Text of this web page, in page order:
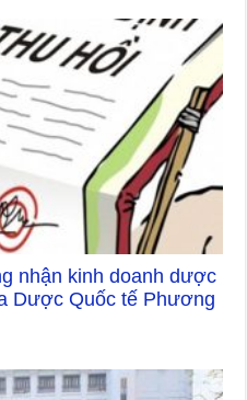
nhận kinh doanh dược
Dược Quốc tế Phương